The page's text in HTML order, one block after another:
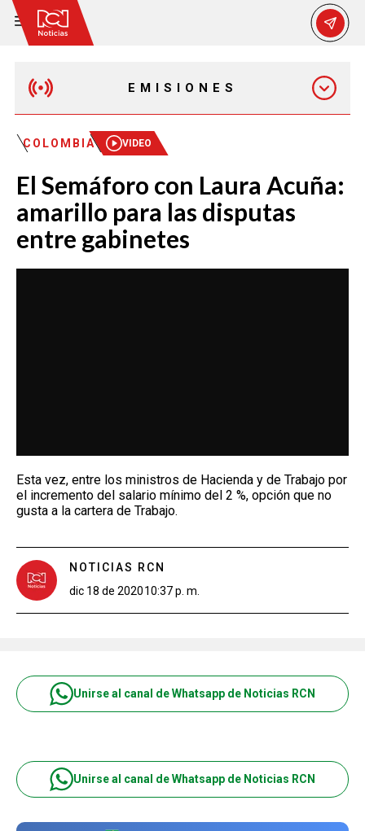
EMISIONES
MAÑANA EXPRESS
EMISIÓN 12:30 PM
EMISIÓN 7:00 PM
COLOMBIA VIDEO
El Semáforo con Laura Acuña:
amarillo para las disputas
entre gabinetes
Esta vez, entre los ministros de Hacienda y de Trabajo por
el incremento del salario mínimo del 2 %, opción que no
gusta a la cartera de Trabajo.
NOTICIAS RCN
dic 18 de 202010:37 p. m.
Unirse al canal de Whatsapp de Noticias RCN
Unirse al canal de Whatsapp de Noticias RCN